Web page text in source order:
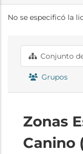
No se especificó la
Conjunto
Grupos
Zonas
Canino